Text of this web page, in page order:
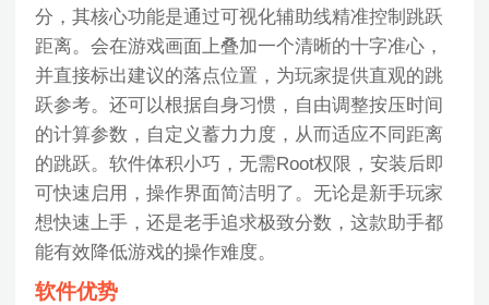
分，其核心功能是通过可视化辅助线精准控制跳跃
距离。会在游戏画面上叠加一个清晰的十字准心，
并直接标出建议的落点位置，为玩家提供直观的跳
跃参考。还可以根据自身习惯，自由调整按压时间
的计算参数，自定义蓄力力度，从而适应不同距离
的跳跃。软件体积小巧，无需Root权限，安装后即
可快速启用，操作界面简洁明了。无论是新手玩家
想快速上手，还是老手追求极致分数，这款助手都
能有效降低游戏的操作难度。
软件优势